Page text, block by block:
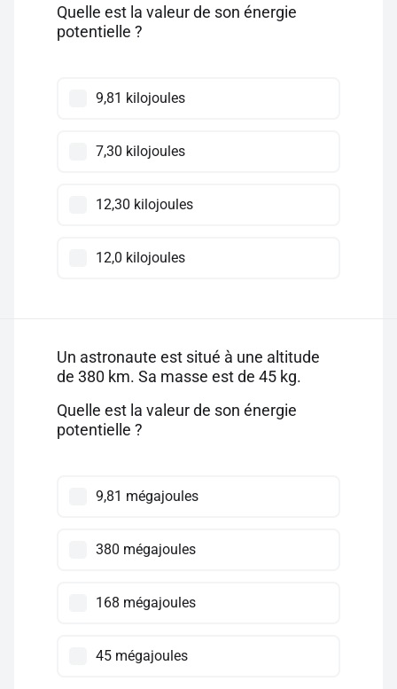
Quelle est la valeur de son énergie
potentielle ?
9,81 kilojoules
7,30 kilojoules
12,30 kilojoules
12,0 kilojoules
Un astronaute est situé à une altitude
de 380 km. Sa masse est de 45 kg.
Quelle est la valeur de son énergie
potentielle ?
9,81 mégajoules
380 mégajoules
168 mégajoules
45 mégajoules